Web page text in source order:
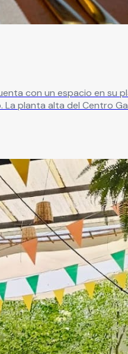
con un espacio en su
planta alta del Centro